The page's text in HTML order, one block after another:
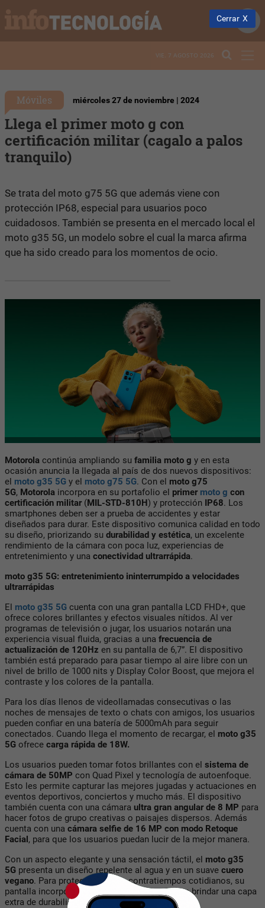
VIE. 7 AGOSTO 2026
Móviles miércoles 27 de noviembre | 2024
Llega el primer moto g con
certificación militar (cagalo a palos
tranquilo)
Se trata del moto g75 5G que además viene con
protección IP68, especial para usuarios poco
cuidadosos. También se presenta en el mercado local el
moto g35 5G, un modelo sobre el cual la marca afirma
que ha sido creado para los momentos de ocio.
Motorola continúa ampliando su familia moto g y en esta
ocasión anuncia la llegada al país de dos nuevos dispositivos:
el moto g35 5G y el moto g75 5G. Con el moto g75
5G, Motorola incorpora en su portafolio el primer moto g con
certificación militar (MIL-STD-810H) y protección IP68. Los
smartphones deben ser a prueba de accidentes y estar
diseñados para durar. Este dispositivo comunica calidad en todo
su diseño, priorizando su durabilidad y estética, un excelente
rendimiento de la cámara con poca luz, experiencias de
entretenimiento y una conectividad ultrarrápida.
moto g35 5G: entretenimiento ininterrumpido a velocidades
ultrarrápidas
El moto g35 5G cuenta con una gran pantalla LCD FHD+, que
ofrece colores brillantes y efectos visuales nítidos. Al ver
programas de televisión o jugar, los usuarios notarán una
experiencia visual fluida, gracias a una frecuencia de
actualización de 120Hz en su pantalla de 6,7”. El dispositivo
también está preparado para pasar tiempo al aire libre con un
nivel de brillo de 1000 nits y Display Color Boost, que mejora el
contraste y los colores de la pantalla.
Para los días llenos de videollamadas consecutivas o las
noches de mensajes de texto o chats con amigos, los usuarios
pueden confiar en una batería de 5000mAh para seguir
conectados. Cuando llega el momento de recargar, el moto g35
5G ofrece carga rápida de 18W.
Los usuarios pueden tomar fotos brillantes con el sistema de
cámara de 50MP con Quad Pixel y tecnología de autoenfoque.
Esto les permite capturar las mejores jugadas y actuaciones en
eventos deportivos, conciertos y mucho más. El dispositivo
también cuenta con una cámara ultra gran angular de 8 MP para
hacer fotos de grupo creativas o paisajes dispersos. Además
cuenta con una cámara selfie de 16 MP con modo Retoque
Facial, para que los usuarios puedan lucir de la mejor manera.
Con un aspecto elegante y una sensación táctil, el moto g35
5G presenta un diseño repelente al agua y en un suave cuero
vegano. Para protegerlo de los contratiempos cotidianos, su
pantalla incorpora
Corning Gorilla Glass 3 para brindar una capa
extra de durabilidad.
Cerrar